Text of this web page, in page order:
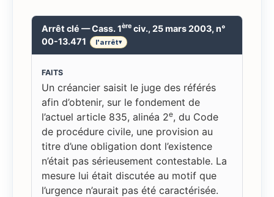
Arrêt clé — Cass. 1ère civ., 25 mars 2003, n°
00-13.471
l'arrêt▾
FAITS
Un créancier saisit le juge des référés
afin d’obtenir, sur le fondement de
l’actuel article 835, alinéa 2e, du Code
de procédure civile, une provision au
titre d’une obligation dont l’existence
n’était pas sérieusement contestable. La
mesure lui était discutée au motif que
l’urgence n’aurait pas été caractérisée.